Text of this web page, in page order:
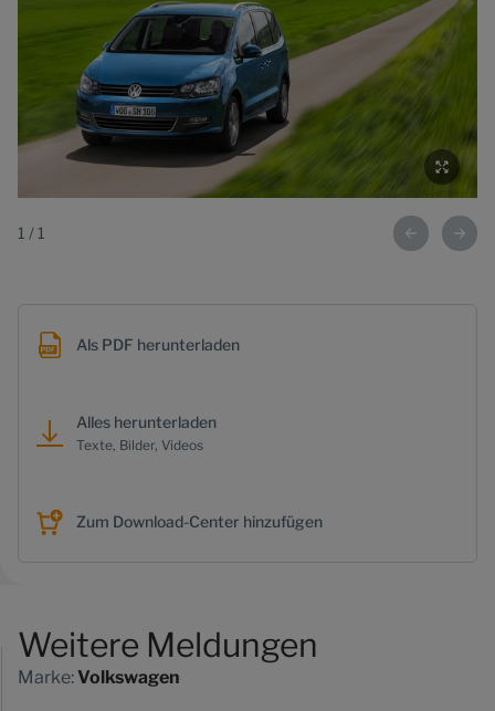
1 / 1
Als PDF herunterladen
Alles herunterladen
Texte, Bilder, Videos
Zum Download-Center hinzufügen
Weitere Meldungen
Marke:Volkswagen